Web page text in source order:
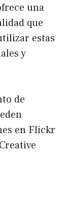
una
que
estas
y
de
en Flickr